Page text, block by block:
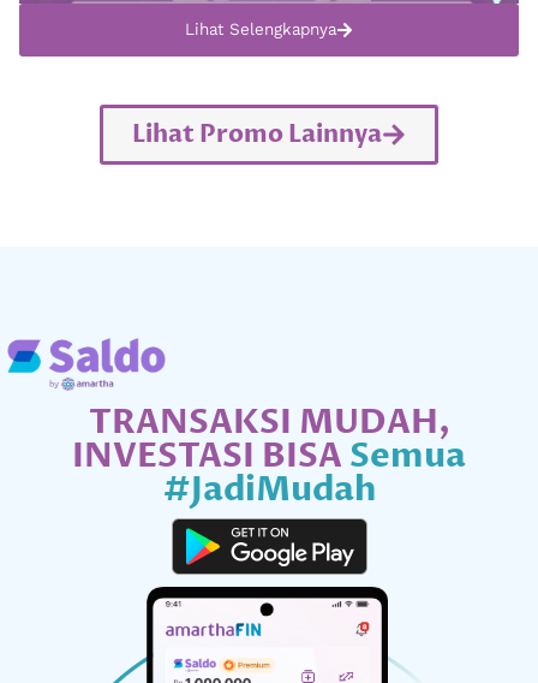
Lihat Selengkapnya
Lihat Promo Lainnya
TRANSAKSI MUDAH,
INVESTASI BISA Semua
#JadiMudah